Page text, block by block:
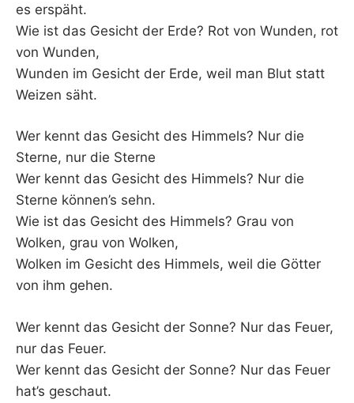
es erspäht.
Wie ist das Gesicht der Erde? Rot von Wunden, rot
von Wunden,
Wunden im Gesicht der Erde, weil man Blut statt
Weizen säht.
Wer kennt das Gesicht des Himmels? Nur die
Sterne, nur die Sterne
Wer kennt das Gesicht des Himmels? Nur die
Sterne können’s sehn.
Wie ist das Gesicht des Himmels? Grau von
Wolken, grau von Wolken,
Wolken im Gesicht des Himmels, weil die Götter
von ihm gehen.
Wer kennt das Gesicht der Sonne? Nur das Feuer,
nur das Feuer.
Wer kennt das Gesicht der Sonne? Nur das Feuer
hat’s geschaut.